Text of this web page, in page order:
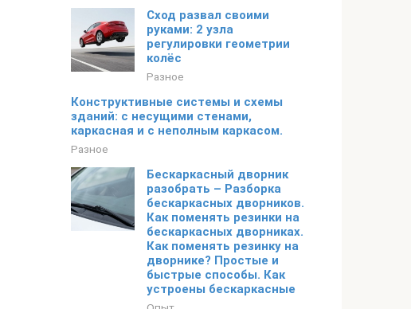
Сход развал своими
руками: 2 узла
регулировки геометрии
колёс
Разное
Конструктивные системы и схемы
зданий: с несущими стенами,
каркасная и с неполным каркасом.
Разное
Бескаркасный дворник
разобрать – Разборка
бескаркасных дворников.
Как поменять резинки на
бескаркасных дворниках.
Как поменять резинку на
дворнике? Простые и
быстрые способы. Как
устроены бескаркасные